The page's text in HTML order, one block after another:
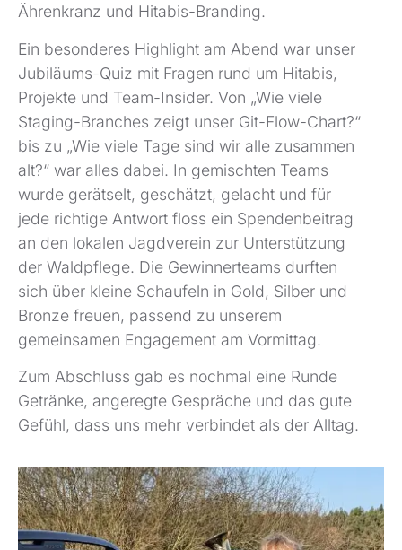
Ährenkranz und Hitabis-Branding.
Ein besonderes Highlight am Abend war unser
Jubiläums-Quiz mit Fragen rund um Hitabis,
Projekte und Team-Insider. Von „Wie viele
Staging-Branches zeigt unser Git-Flow-Chart?“
bis zu „Wie viele Tage sind wir alle zusammen
alt?“ war alles dabei. In gemischten Teams
wurde gerätselt, geschätzt, gelacht und für
jede richtige Antwort floss ein Spendenbeitrag
an den lokalen Jagdverein zur Unterstützung
der Waldpflege. Die Gewinnerteams durften
sich über kleine Schaufeln in Gold, Silber und
Bronze freuen, passend zu unserem
gemeinsamen Engagement am Vormittag.
Zum Abschluss gab es nochmal eine Runde
Getränke, angeregte Gespräche und das gute
Gefühl, dass uns mehr verbindet als der Alltag.